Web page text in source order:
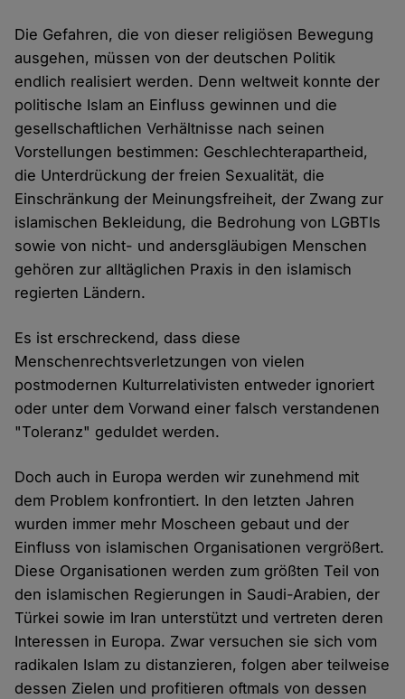
Die Gefahren, die von dieser religiösen Bewegung
ausgehen, müssen von der deutschen Politik
endlich realisiert werden. Denn weltweit konnte der
politische Islam an Einfluss gewinnen und die
gesellschaftlichen Verhältnisse nach seinen
Vorstellungen bestimmen: Geschlechterapartheid,
die Unterdrückung der freien Sexualität, die
Einschränkung der Meinungsfreiheit, der Zwang zur
islamischen Bekleidung, die Bedrohung von LGBTIs
sowie von nicht- und andersgläubigen Menschen
gehören zur alltäglichen Praxis in den islamisch
regierten Ländern.
Es ist erschreckend, dass diese
Menschenrechtsverletzungen von vielen
postmodernen Kulturrelativisten entweder ignoriert
oder unter dem Vorwand einer falsch verstandenen
"Toleranz" geduldet werden.
Doch auch in Europa werden wir zunehmend mit
dem Problem konfrontiert. In den letzten Jahren
wurden immer mehr Moscheen gebaut und der
Einfluss von islamischen Organisationen vergrößert.
Diese Organisationen werden zum größten Teil von
den islamischen Regierungen in Saudi-Arabien, der
Türkei sowie im Iran unterstützt und vertreten deren
Interessen in Europa. Zwar versuchen sie sich vom
radikalen Islam zu distanzieren, folgen aber teilweise
dessen Zielen und profitieren oftmals von dessen